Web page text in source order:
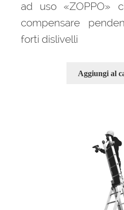
ad uso «ZOPPO»
compensare
forti dislivelli
Aggiungi al